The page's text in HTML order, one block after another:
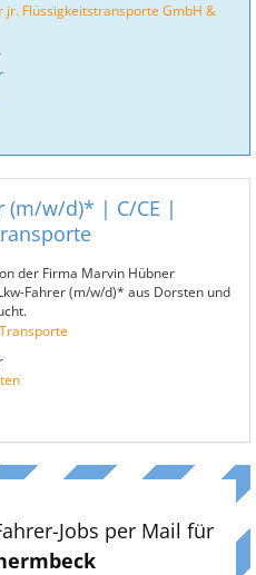
jr. Flüssigkeitstransporte GmbH &
(m/w/d)* | C/CE |
der Firma Marvin Hübner
Fahrer (m/w/d)* aus Dorsten und
Jobs per Mail für